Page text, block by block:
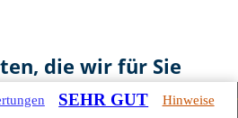
die wir für Sie
SEHR GUT Hinweise